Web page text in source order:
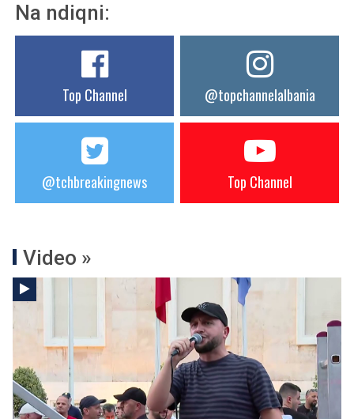
Na ndiqni:
Top Channel @topchannelalbania
@tchbreakingnews Top Channel
Video »